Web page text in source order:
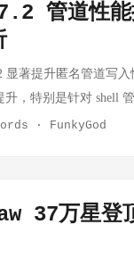
管道性能
显著提升匿名管道写
，特别是针对 shell
道的高性能场景有直
Performance For
| 时间：2026-06 一
· FunkyGod
37万星